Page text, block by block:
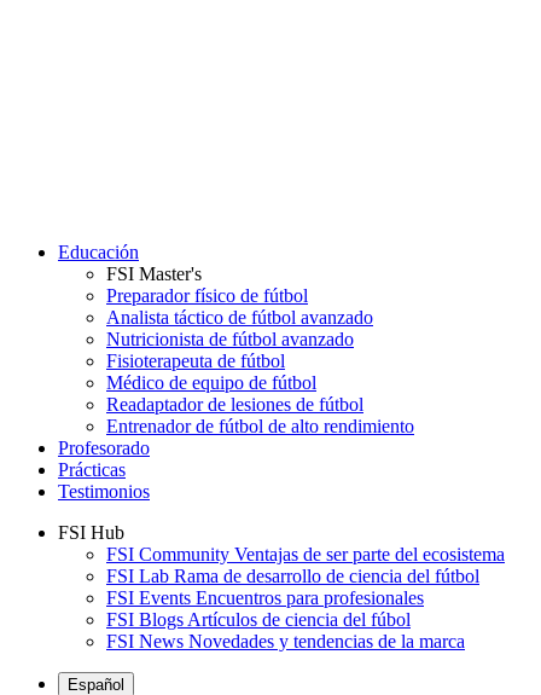
Educación
FSI Master's
Preparador físico de fútbol
Analista táctico de fútbol avanzado
Nutricionista de fútbol avanzado
Fisioterapeuta de fútbol
Médico de equipo de fútbol
Readaptador de lesiones de fútbol
Entrenador de fútbol de alto rendimiento
Profesorado
Prácticas
Testimonios
FSI Hub
FSI Community Ventajas de ser parte del ecosistema
FSI Lab Rama de desarrollo de ciencia del fútbol
FSI Events Encuentros para profesionales
FSI Blogs Artículos de ciencia del fúbol
FSI News Novedades y tendencias de la marca
Español